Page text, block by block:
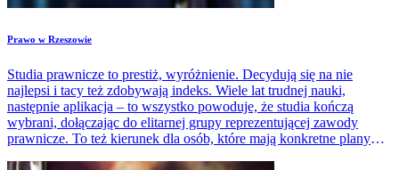
Prawo w Rzeszowie
Studia prawnicze to prestiż, wyróżnienie. Decydują się na nie
najlepsi i tacy też zdobywają indeks. Wiele lat trudnej nauki,
następnie aplikacja – to wszystko powoduje, że studia kończą
wybrani, dołączając do elitarnej grupy reprezentującej zawody
prawnicze. To też kierunek dla osób, które mają konkretne plany